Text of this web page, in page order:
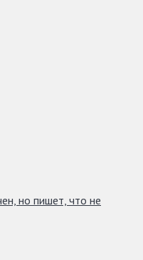
но пишет, что не